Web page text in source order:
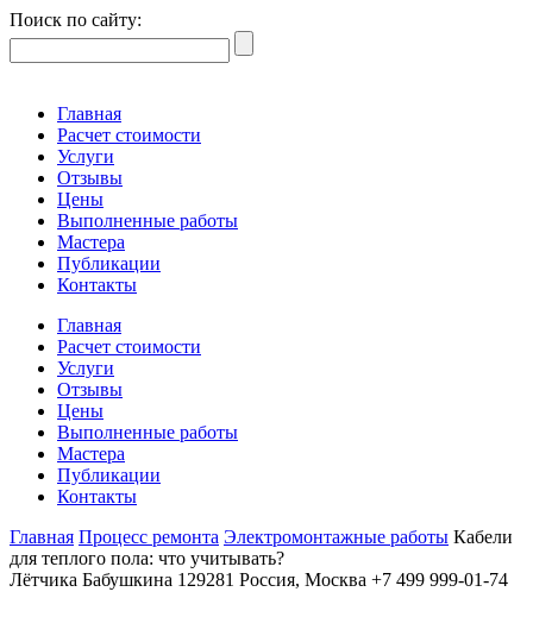
Поиск по сайту:
Главная
Расчет стоимости
Услуги
Отзывы
Цены
Выполненные работы
Мастера
Публикации
Контакты
Главная
Расчет стоимости
Услуги
Отзывы
Цены
Выполненные работы
Мастера
Публикации
Контакты
Главная Процесс ремонта Электромонтажные работы Кабели
для теплого пола: что учитывать?
Лётчика Бабушкина 129281 Россия, Москва +7 499 999-01-74